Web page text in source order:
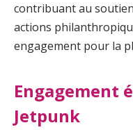
contribuant au
actions
engagement pour la
Engagement
Jetpunk